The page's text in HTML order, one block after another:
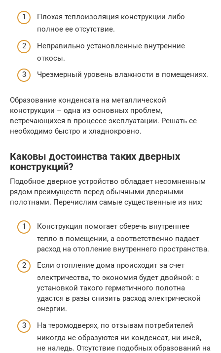
Плохая теплоизоляция конструкции либо
полное ее отсутствие.
Неправильно установленные внутренние
откосы.
Чрезмерный уровень влажности в помещениях.
Образование конденсата на металлической
конструкции – одна из основных проблем,
встречающихся в процессе эксплуатации. Решать ее
необходимо быстро и хладнокровно.
Каковы достоинства таких дверных
конструкций?
Подобное дверное устройство обладает несомненным
рядом преимуществ перед обычными дверными
полотнами. Перечислим самые существенные из них:
Конструкция помогает сберечь внутреннее
тепло в помещении, а соответственно падает
расход на отопление внутреннего пространства.
Если отопление дома происходит за счет
электричества, то экономия будет двойной: с
установкой такого герметичного полотна
удастся в разы снизить расход электрической
энергии.
На теромодверях, по отзывам потребителей
никогда не образуются ни конденсат, ни иней,
не наледь. Отсутствие подобных образований на